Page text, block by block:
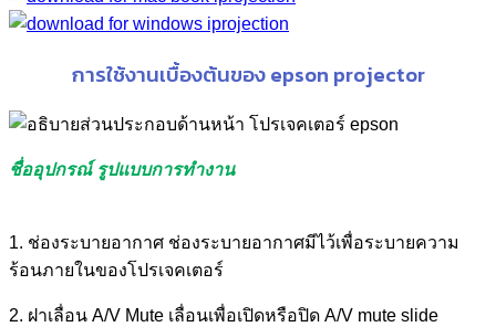
การใช้งานเบื้องต้นของ epson projector
ชื่ออุปกรณ์ รูปแบบการทำงาน
1. ช่องระบายอากาศ ช่องระบายอากาศมีไว้เพื่อระบายความ
ร้อนภายในของโปรเจคเตอร์
2. ฝาเลื่อน A/V Mute เลื่อนเพื่อเปิดหรือปิด A/V mute slide